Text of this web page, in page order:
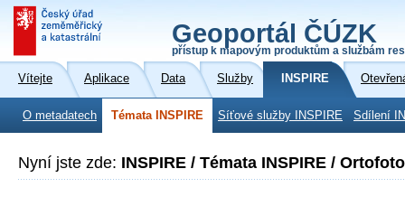
Geoportál ČÚZK
přístup k mapovým produktům a službám
Vítejte Aplikace Data Služby INSPIRE
O metadatech Témata INSPIRE Síťové služby INSPIRE Sdílení
Nyní jste zde: INSPIRE / Témata INSPIRE /